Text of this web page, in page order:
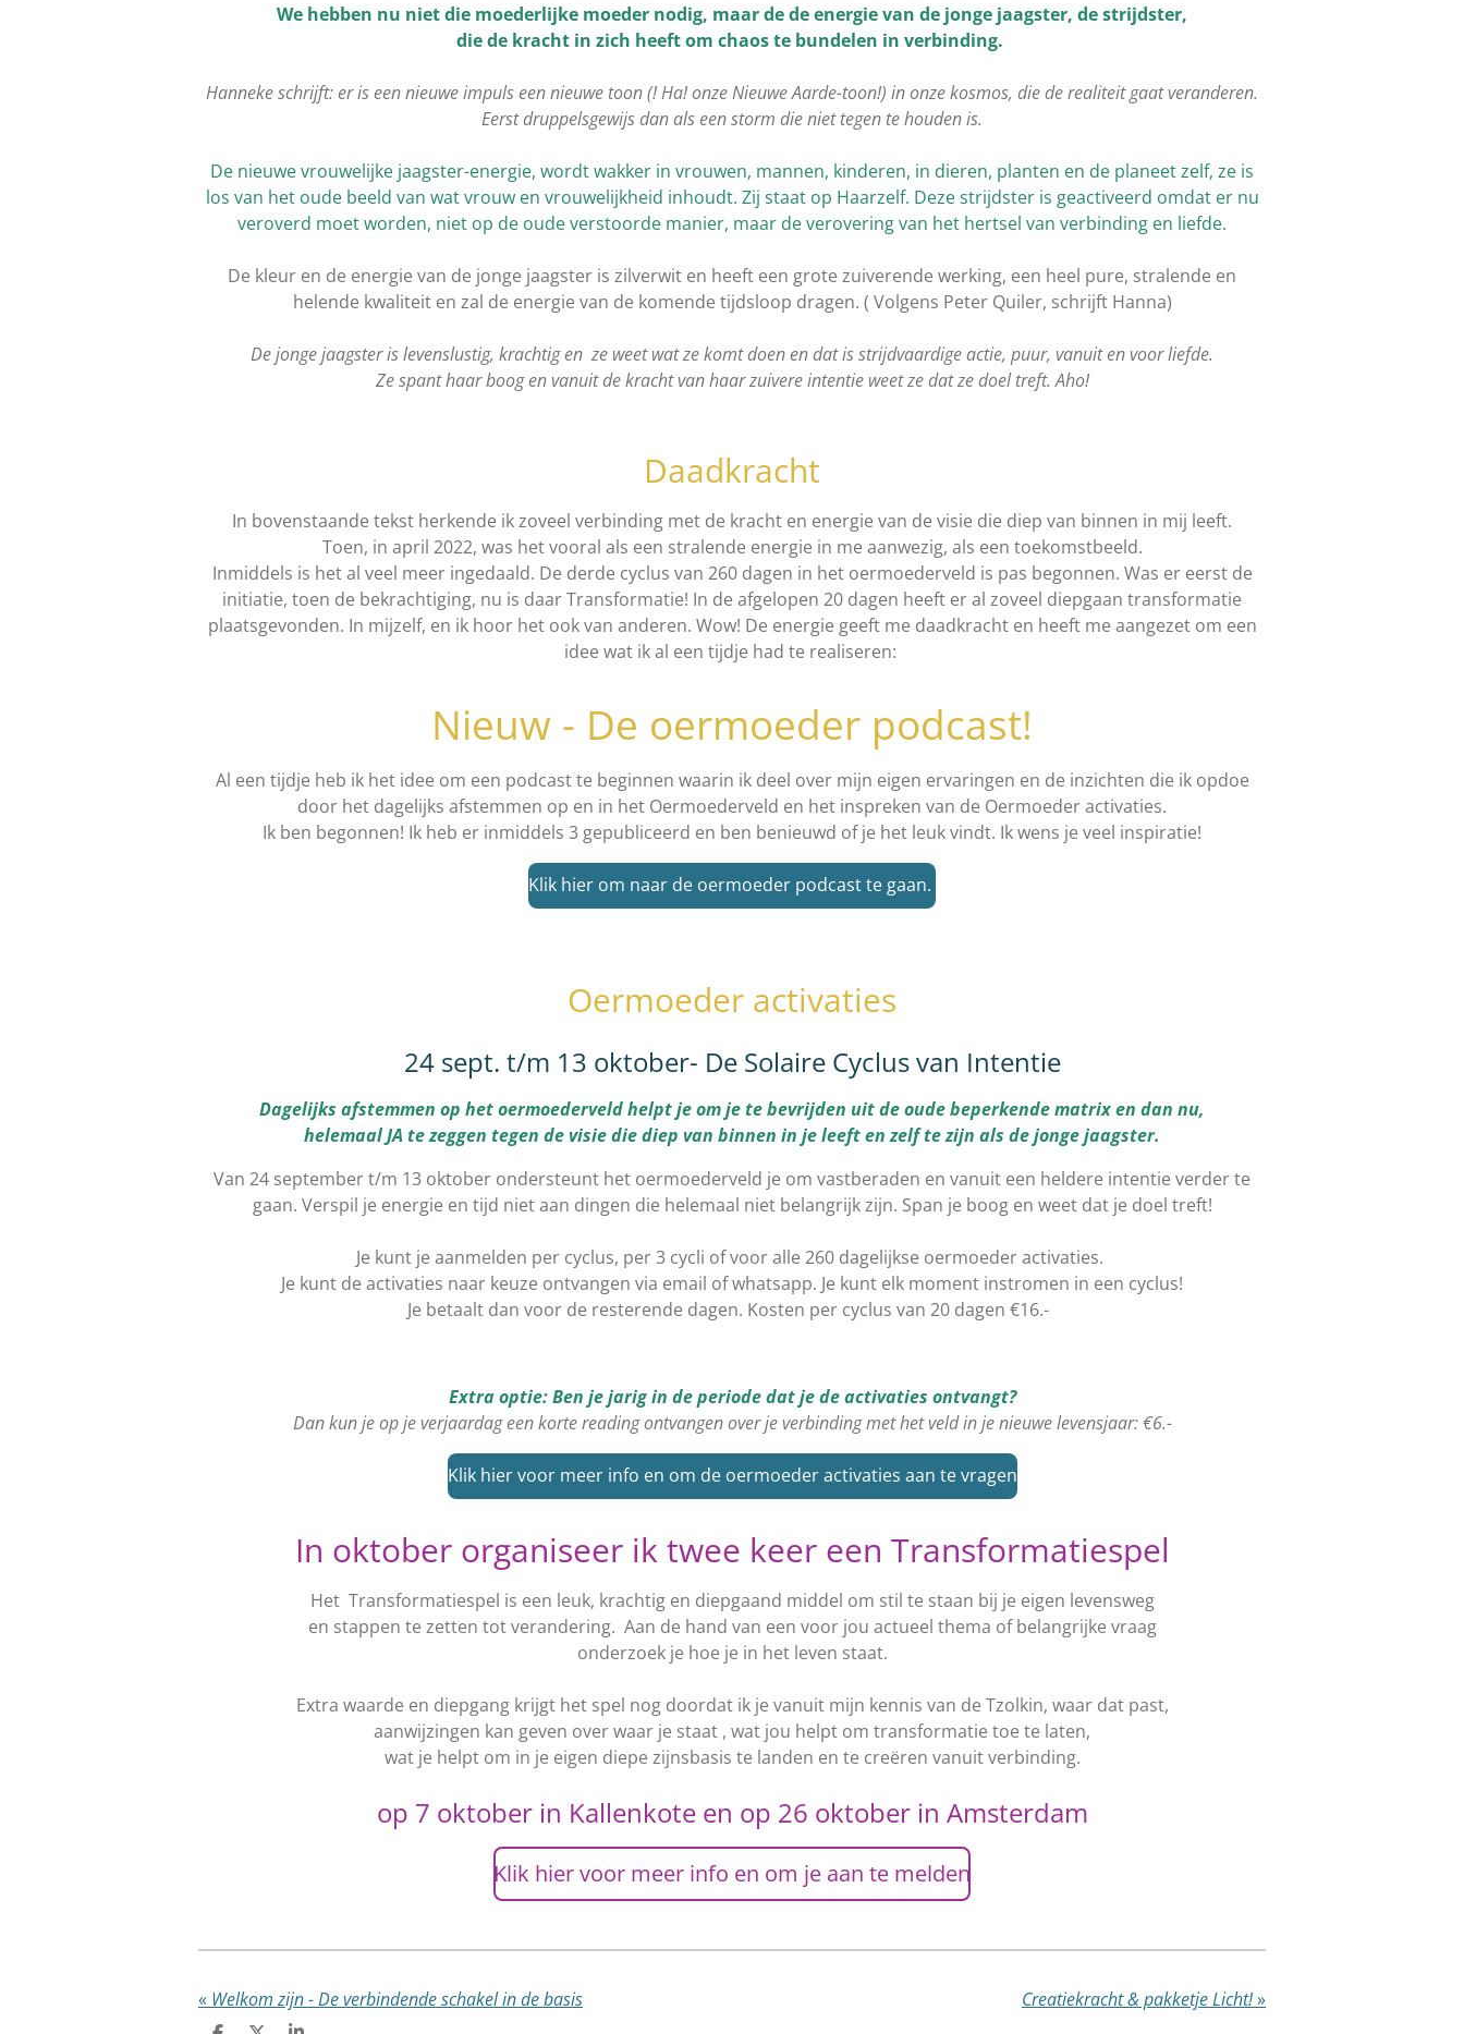
We hebben nu niet die moederlijke moeder nodig, maar de de energie van de jonge jaagster, de strijdster,
die de kracht in zich heeft om chaos te bundelen in verbinding.
Hanneke schrijft: er is een nieuwe impuls een nieuwe toon (! Ha! onze Nieuwe Aarde-toon!) in onze kosmos, die de realiteit gaat veranderen.
Eerst druppelsgewijs dan als een storm die niet tegen te houden is.
De nieuwe vrouwelijke jaagster-energie, wordt wakker in vrouwen, mannen, kinderen, in dieren, planten en de planeet zelf, ze is
los van het oude beeld van wat vrouw en vrouwelijkheid inhoudt. Zij staat op Haarzelf. Deze strijdster is geactiveerd omdat er nu
veroverd moet worden, niet op de oude verstoorde manier, maar de verovering van het hertsel van verbinding en liefde.
De kleur en de energie van de jonge jaagster is zilverwit en heeft een grote zuiverende werking, een heel pure, stralende en
helende kwaliteit en zal de energie van de komende tijdsloop dragen. ( Volgens Peter Quiler, schrijft Hanna)
De jonge jaagster is levenslustig, krachtig en ze weet wat ze komt doen en dat is strijdvaardige actie, puur, vanuit en voor liefde.
Ze spant haar boog en vanuit de kracht van haar zuivere intentie weet ze dat ze doel treft. Aho!
Daadkracht
In bovenstaande tekst herkende ik zoveel verbinding met de kracht en energie van de visie die diep van binnen in mij leeft.
Toen, in april 2022, was het vooral als een stralende energie in me aanwezig, als een toekomstbeeld.
Inmiddels is het al veel meer ingedaald. De derde cyclus van 260 dagen in het oermoederveld is pas begonnen. Was er eerst de
initiatie, toen de bekrachtiging, nu is daar Transformatie! In de afgelopen 20 dagen heeft er al zoveel diepgaan transformatie
plaatsgevonden. In mijzelf, en ik hoor het ook van anderen. Wow! De energie geeft me daadkracht en heeft me aangezet om een
idee wat ik al een tijdje had te realiseren:
Nieuw - De oermoeder podcast!
Al een tijdje heb ik het idee om een podcast te beginnen waarin ik deel over mijn eigen ervaringen en de inzichten die ik opdoe
door het dagelijks afstemmen op en in het Oermoederveld en het inspreken van de Oermoeder activaties.
Ik ben begonnen! Ik heb er inmiddels 3 gepubliceerd en ben benieuwd of je het leuk vindt. Ik wens je veel inspiratie!
Klik hier om naar de oermoeder podcast te gaan.
Oermoeder activaties
24 sept. t/m 13 oktober- De Solaire Cyclus van Intentie
Dagelijks afstemmen op het oermoederveld helpt je om je te bevrijden uit de oude beperkende matrix en dan nu,
helemaal JA te zeggen tegen de visie die diep van binnen in je leeft en zelf te zijn als de jonge jaagster.
Van 24 september t/m 13 oktober ondersteunt het oermoederveld je om vastberaden en vanuit een heldere intentie verder te
gaan. Verspil je energie en tijd niet aan dingen die helemaal niet belangrijk zijn. Span je boog en weet dat je doel treft!
Je kunt je aanmelden per cyclus, per 3 cycli of voor alle 260 dagelijkse oermoeder activaties.
Je kunt de activaties naar keuze ontvangen via email of whatsapp. Je kunt elk moment instromen in een cyclus!
Je betaalt dan voor de resterende dagen. Kosten per cyclus van 20 dagen €16.-
Extra optie: Ben je jarig in de periode dat je de activaties ontvangt?
Dan kun je op je verjaardag een korte reading ontvangen over je verbinding met het veld in je nieuwe levensjaar: €6.-
Klik hier voor meer info en om de oermoeder activaties aan te vragen
In oktober organiseer ik twee keer een Transformatiespel
Het Transformatiespel is een leuk, krachtig en diepgaand middel om stil te staan bij je eigen levensweg
en stappen te zetten tot verandering. Aan de hand van een voor jou actueel thema of belangrijke vraag
onderzoek je hoe je in het leven staat.
Extra waarde en diepgang krijgt het spel nog doordat ik je vanuit mijn kennis van de Tzolkin, waar dat past,
aanwijzingen kan geven over waar je staat , wat jou helpt om transformatie toe te laten,
wat je helpt om in je eigen diepe zijnsbasis te landen en te creëren vanuit verbinding.
op 7 oktober in Kallenkote en op 26 oktober in Amsterdam
Klik hier voor meer info en om je aan te melden
« Welkom zijn - De verbindende schakel in de basis Creatiekracht & pakketje Licht!»